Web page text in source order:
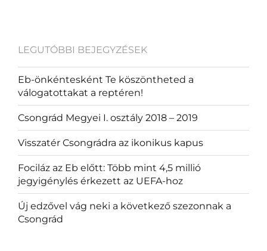
LEGUTÓBBI BEJEGYZÉSEK
Eb-önkéntesként Te köszöntheted a
válogatottakat a reptéren!
Csongrád Megyei I. osztály 2018 – 2019
Visszatér Csongrádra az ikonikus kapus
Fociláz az Eb előtt: Több mint 4,5 millió
jegyigénylés érkezett az UEFA-hoz
Új edzővel vág neki a következő szezonnak a
Csongrád